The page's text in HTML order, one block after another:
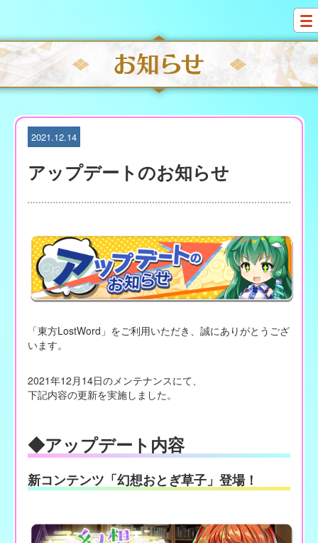
i
p
t
o
c
2021.12.14
アップデートのお知らせ
「東方LostWord」をご利用いただき、誠にありがとうござ
います。
2021年12月14日のメンテナンスにて、
下記内容の更新を実施しました。
◆アップデート内容
新コンテンツ「幻想おとぎ草子」登場！